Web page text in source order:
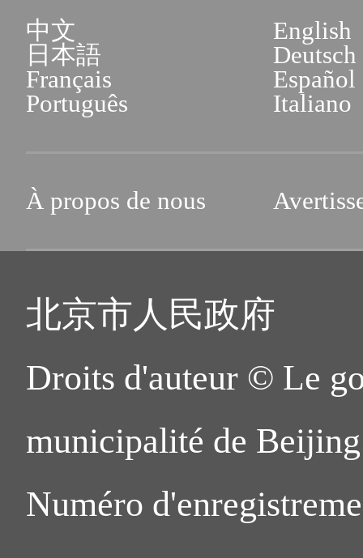
中文
English
日本語
Deutsch
Français
Español
Português
Italiano
À propos de nous
北京市人民政府
Droits d'auteur © Le
municipalité de
Numéro